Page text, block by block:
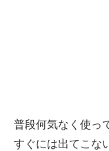
普段何気なく使っ
すぐには出てこな